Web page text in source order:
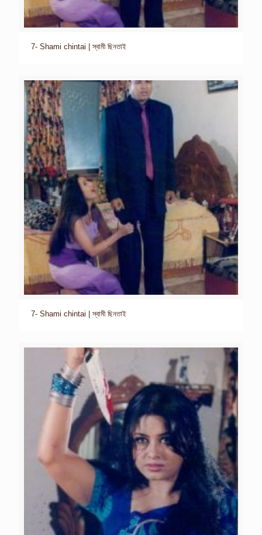
7- Shami chintai | স্বামী ছিনতাই
7- Shami chintai | স্বামী ছিনতাই